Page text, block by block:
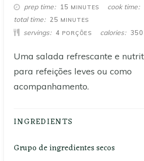
prep time 15 MINUTES
MINUTES cook time
total time 25 MINUTES
MINUTES
servings 4 PORÇÕES calories 350
Uma salada refrescante e
para refeições leves ou como
acompanhamento.
INGREDIENTS
Grupo de ingredientes secos